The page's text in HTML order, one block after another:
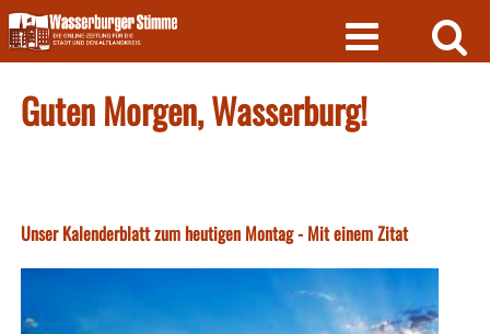
Skip
to
content
Guten Morgen, Wasserburg!
Unser Kalenderblatt zum heutigen Montag - Mit einem Zitat